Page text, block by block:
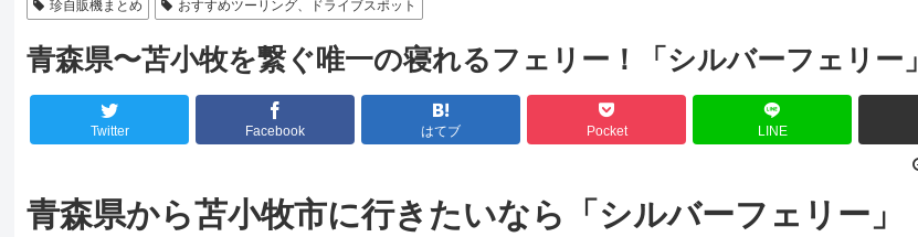
珍自販機まとめ おすすめツーリング、ドライブスポット
青森県〜苫小牧を繋ぐ唯一の寝れるフェリー！「シルバーフェリー」
Twitter Facebook はてブ Pocket LINE
青森県から苫小牧市に行きたいなら「シルバーフェリー」